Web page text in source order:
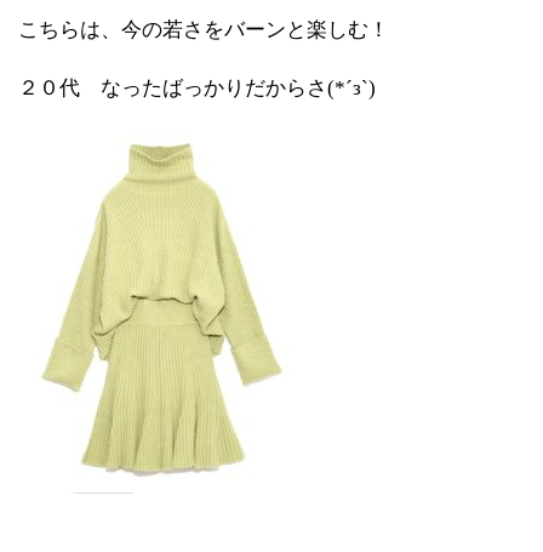
こちらは、今の若さをバーンと楽しむ！
２０代 なったばっかりだからさ(*´з`)